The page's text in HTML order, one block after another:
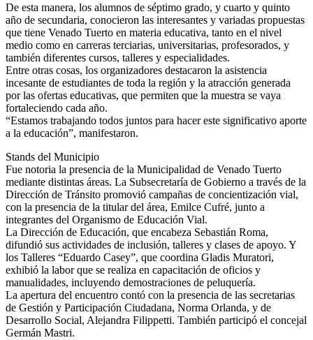
De esta manera, los alumnos de séptimo grado, y cuarto y quinto
año de secundaria, conocieron las interesantes y variadas propuestas
que tiene Venado Tuerto en materia educativa, tanto en el nivel
medio como en carreras terciarias, universitarias, profesorados, y
también diferentes cursos, talleres y especialidades.
Entre otras cosas, los organizadores destacaron la asistencia
incesante de estudiantes de toda la región y la atracción generada
por las ofertas educativas, que permiten que la muestra se vaya
fortaleciendo cada año.
“Estamos trabajando todos juntos para hacer este significativo aporte
a la educación”, manifestaron.
Stands del Municipio
Fue notoria la presencia de la Municipalidad de Venado Tuerto
mediante distintas áreas. La Subsecretaría de Gobierno a través de la
Dirección de Tránsito promovió campañas de concientización vial,
con la presencia de la titular del área, Emilce Cufré, junto a
integrantes del Organismo de Educación Vial.
La Dirección de Educación, que encabeza Sebastián Roma,
difundió sus actividades de inclusión, talleres y clases de apoyo. Y
los Talleres “Eduardo Casey”, que coordina Gladis Muratori,
exhibió la labor que se realiza en capacitación de oficios y
manualidades, incluyendo demostraciones de peluquería.
La apertura del encuentro contó con la presencia de las secretarias
de Gestión y Participación Ciudadana, Norma Orlanda, y de
Desarrollo Social, Alejandra Filippetti. También participó el concejal
Germán Mastri.